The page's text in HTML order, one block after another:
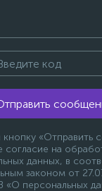
«Отправить
согласие на
данных, в
законом от
персональных